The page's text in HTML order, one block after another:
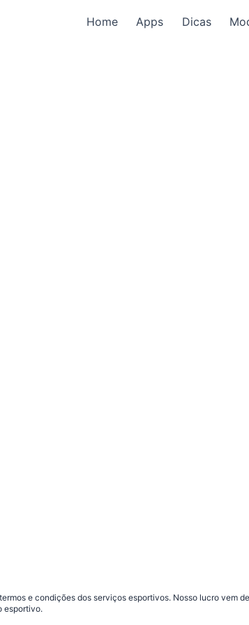
Home Apps Dicas
e condições dos serviços esportivos. Nosso lucro vem
esportivo.